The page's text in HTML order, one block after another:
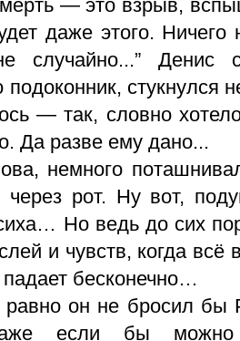
— это взрыв,
даже этого. Ничего
случайно...” Денис
подоконник, стукнулся
— так, словно
Да разве ему дано...
немного
через рот. Ну вот,
Но ведь до сих
и чувств, когда всё
падает бесконечно…
он не бросил бы
если бы можно